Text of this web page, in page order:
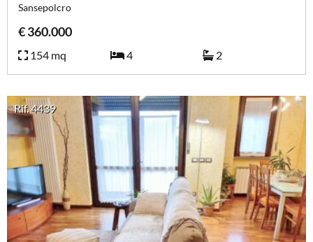
Sansepolcro
€ 360.000
154 mq 4 2
Rif. 4439